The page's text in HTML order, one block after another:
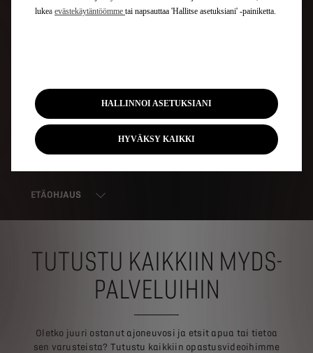
ETÄOHJAIMEN AKTIVOINTI
ETÄOHJAUS
TUTUSTU KAIKKIIN MYDS-
PALVELUIHIN
Oletko juuri ostanut ajoneuvosi ja etsit apua tai tietoa
sen varusteista? Tutustu kaikkiin opastusvideoihimme
lukea evästekäytäntöömme tai napsauttaa 'Hallitse asetuksiani' -painiketta.
HALLINNOI ASETUKSIANI
HYVÄKSY KAIKKI